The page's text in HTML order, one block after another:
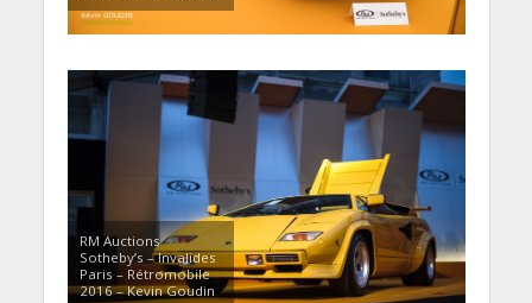
RM Auctions
Sotheby’s – Invalides
Paris – Rétromobile
2016 – Kevin Goudin